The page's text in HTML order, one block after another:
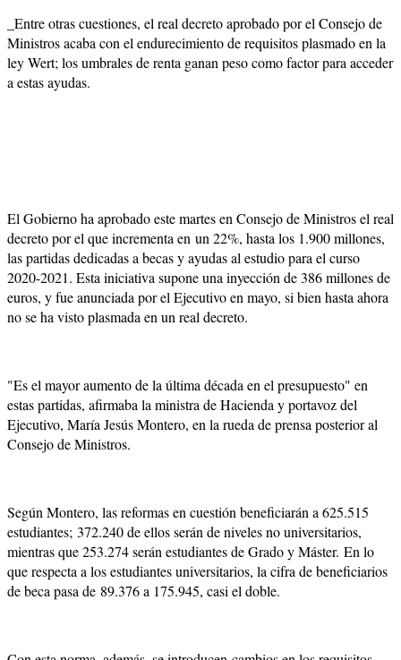
_Entre otras cuestiones, el real decreto aprobado por el Consejo de
Ministros acaba con el endurecimiento de requisitos plasmado en la
ley Wert; los umbrales de renta ganan peso como factor para acceder
a estas ayudas.
El Gobierno ha aprobado este martes en Consejo de Ministros el real
decreto por el que incrementa en un 22%, hasta los 1.900 millones,
las partidas dedicadas a becas y ayudas al estudio para el curso
2020-2021. Esta iniciativa supone una inyección de 386 millones de
euros, y fue anunciada por el Ejecutivo en mayo, si bien hasta ahora
no se ha visto plasmada en un real decreto.
"Es el mayor aumento de la última década en el presupuesto" en
estas partidas, afirmaba la ministra de Hacienda y portavoz del
Ejecutivo, María Jesús Montero, en la rueda de prensa posterior al
Consejo de Ministros.
Según Montero, las reformas en cuestión beneficiarán a 625.515
estudiantes; 372.240 de ellos serán de niveles no universitarios,
mientras que 253.274 serán estudiantes de Grado y Máster. En lo
que respecta a los estudiantes universitarios, la cifra de beneficiarios
de beca pasa de 89.376 a 175.945, casi el doble.